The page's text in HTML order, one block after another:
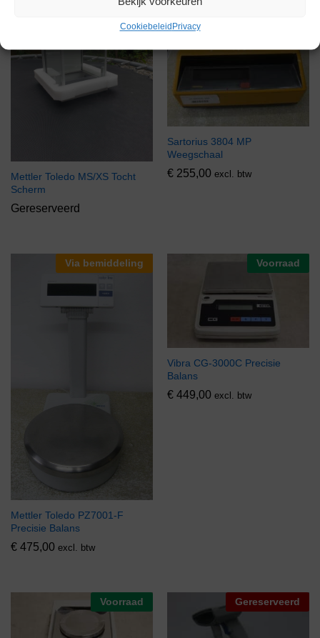
Cookiebeleid Privacy
Mettler Toledo MS/XS Tocht
Scherm
Gereserveerd
Sartorius 3804 MP
Weegschaal
€ 255,00 excl. btw
Via bemiddeling
Mettler Toledo PZ7001-F
Precisie Balans
€ 475,00 excl. btw
Voorraad
Vibra CG-3000C Precisie
Balans
€ 449,00 excl. btw
Voorraad Gereserveerd